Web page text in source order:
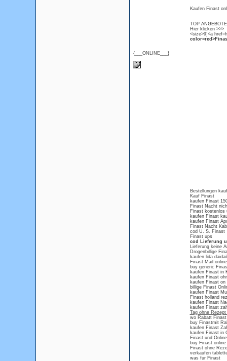
{___ONLINE___}
Kaufen Finast
TOP
Hier klicken >>>
<size>9]<a
Bestellungen
Kauf Finast
kaufen Finast
Finast Nacht
Finast kostenlos
kaufen Finast
kaufen Finast
Finast Nacht
cod U. S. Finast
Finast ups
cod Lieferung
Lieferung keine
Drogenbillige
kaufen lida
Finast Mail online
buy generic
kaufen Finast in
kaufen Finast
kaufen Finast on
billige Finast
kaufen Finast
Finast holland
kaufen Finast
kaufen Finast
Tag ohne
wo Rabatt
buy Finastmit
kaufen Finast
kaufen Finast in
Finast und
buy Finast
Finast ohne
verkaufen
was fur Finast